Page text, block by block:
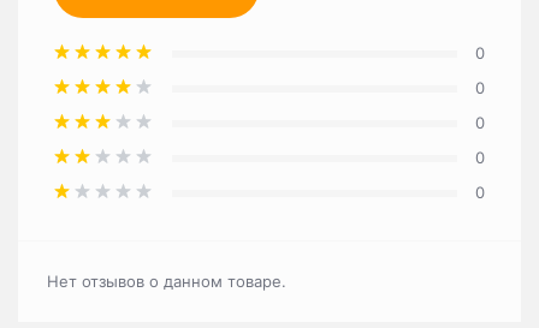
0
0
0
0
0
Нет отзывов о данном товаре.